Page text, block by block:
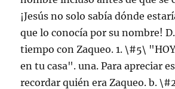
¡Jesús no solo sabía dónde
que lo conocía por su nombre!
tiempo con Zaqueo. 1. \#5\
en tu casa". una. Para apreciar
recordar quién era Zaqueo. b.